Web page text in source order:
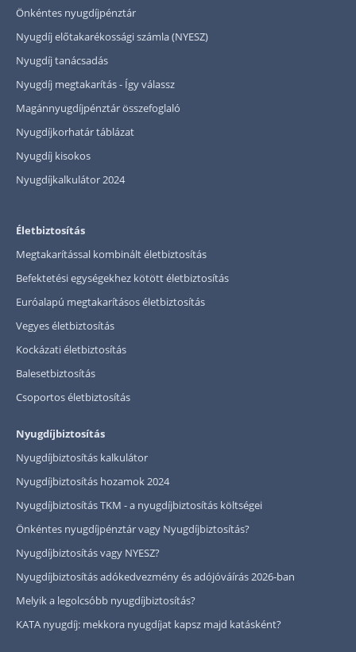
Önkéntes nyugdíjpénztár
Nyugdíj előtakarékossági számla (NYESZ)
Nyugdíj tanácsadás
Nyugdíj megtakarítás - Így válassz
Magánnyugdíjpénztár összefoglaló
Nyugdíjkorhatár táblázat
Nyugdíj kisokos
Nyugdíjkalkulátor 2024
Életbiztosítás
Megtakarítással kombinált életbiztosítás
Befektetési egységekhez kötött életbiztosítás
Euróalapú megtakarításos életbiztosítás
Vegyes életbiztosítás
Kockázati életbiztosítás
Balesetbiztosítás
Csoportos életbiztosítás
Nyugdíjbiztosítás
Nyugdíjbiztosítás kalkulátor
Nyugdíjbiztosítás hozamok 2024
Nyugdíjbiztosítás TKM - a nyugdíjbiztosítás költségei
Önkéntes nyugdíjpénztár vagy Nyugdíjbiztosítás?
Nyugdíjbiztosítás vagy NYESZ?
Nyugdíjbiztosítás adókedvezmény és adójóváírás 2026-ban
Melyik a legolcsóbb nyugdíjbiztosítás?
KATA nyugdíj: mekkora nyugdíjat kapsz majd katásként?